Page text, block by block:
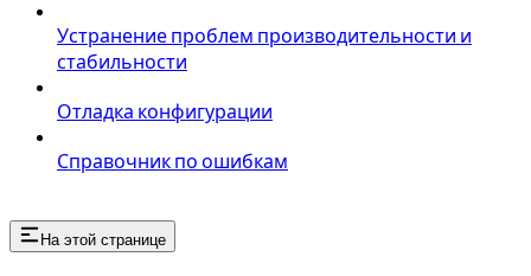
Устранение проблем производительности и
стабильности
Отладка конфигурации
Справочник по ошибкам
На этой странице